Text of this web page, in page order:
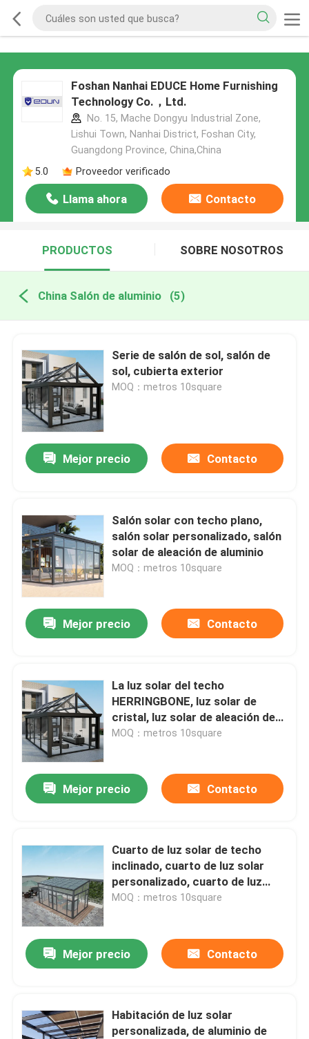
Foshan Nanhai EDUCE Home Furnishing
Technology Co.，Ltd.
No. 15, Mache Dongyu Industrial Zone,
Lishui Town, Nanhai District, Foshan City,
Guangdong Province, China,China
5.0
Proveedor verificado
Llama ahora Contacto
PRODUCTOS SOBRE NOSOTROS
China Salón de aluminio (5)
Serie de salón de sol, salón de
sol, cubierta exterior
MOQ：metros 10square
Mejor precio Contacto
Salón solar con techo plano,
salón solar personalizado, salón
solar de aleación de aluminio
MOQ：metros 10square
Mejor precio Contacto
La luz solar del techo
HERRINGBONE, luz solar de
cristal, luz solar de aleación de
aluminio
MOQ：metros 10square
Mejor precio Contacto
Cuarto de luz solar de techo
inclinado, cuarto de luz solar
personalizado, cuarto de luz
solar de aluminio de corte de
MOQ：metros 10square
Mejor precio Contacto
Habitación de luz solar
personalizada, de aluminio de